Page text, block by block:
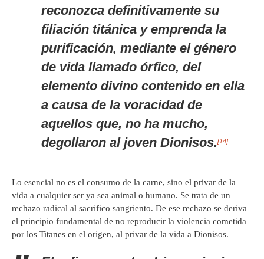
reconozca definitivamente su
filiación titánica y emprenda la
purificación, mediante el género
de vida llamado órfico, del
elemento divino contenido en ella
a causa de la voracidad de
aquellos que, no ha mucho,
degollaron al joven Dionisos.[14]
Lo esencial no es el consumo de la carne, sino el privar de la
vida a cualquier ser ya sea animal o humano. Se trata de un
rechazo radical al sacrifico sangriento. De ese rechazo se deriva
el principio fundamental de no reproducir la violencia cometida
por los Titanes en el origen, al privar de la vida a Dionisos.